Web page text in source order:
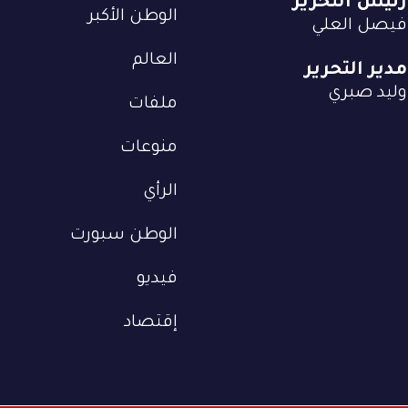
الوطن الأكبر
العالم
ملفات
منوعات
الرأي
الوطن سبورت
فيديو
إقتصاد
فيصل العلي
مدير التحرير
وليد صبري